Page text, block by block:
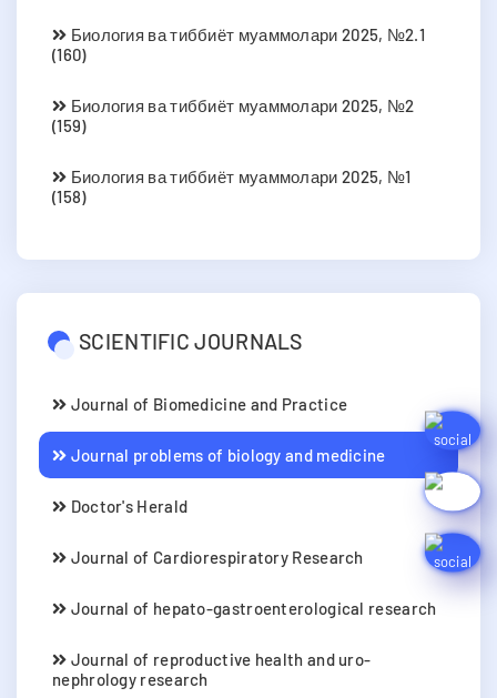
Биология ва тиббиёт муаммолари 2025, №2.1
(160)
Биология ва тиббиёт муаммолари 2025, №2
(159)
Биология ва тиббиёт муаммолари 2025, №1
(158)
SCIENTIFIC JOURNALS
Journal of Biomedicine and Practice
Journal problems of biology and medicine
Doctor's Herald
Journal of Cardiorespiratory Research
Journal of hepato-gastroenterological research
Journal of reproductive health and uro-
nephrology research